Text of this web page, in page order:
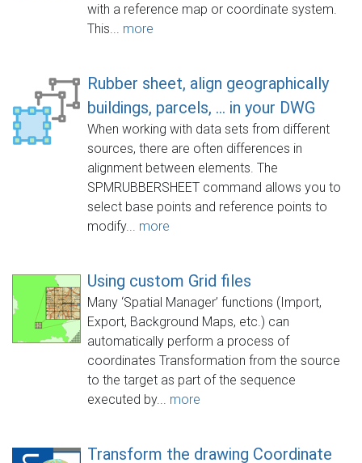
with a reference map or coordinate system.
This... more
Rubber sheet, align geographically
buildings, parcels, ... in your DWG
When working with data sets from different
sources, there are often differences in
alignment between elements. The
SPMRUBBERSHEET command allows you to
select base points and reference points to
modify... more
Using custom Grid files
Many ‘Spatial Manager’ functions (Import,
Export, Background Maps, etc.) can
automatically perform a process of
coordinates Transformation from the source
to the target as part of the sequence
executed by... more
Transform the drawing Coordinate